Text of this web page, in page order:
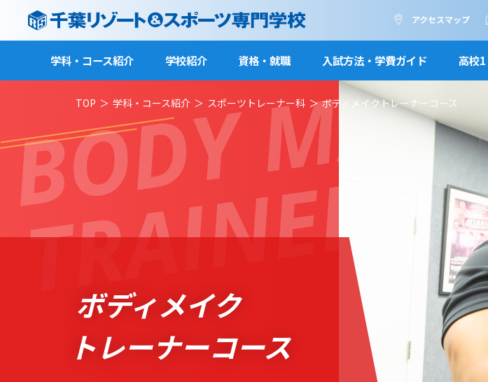
アクセスマップ
学科・コース紹介 学校紹介 資格・就職 入試方法・学費ガイド 高校
TOP 学科・コース紹介 スポーツトレーナー科 ボディメイクトレーナーコース
BODY
TRAINER
ボディメイク
トレーナーコース